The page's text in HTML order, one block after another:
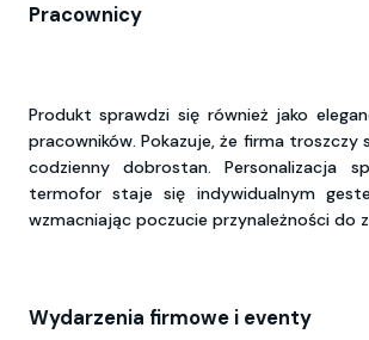
Pracownicy
Produkt sprawdzi się również jako
pracowników. Pokazuje, że firma troszczy
codzienny dobrostan. Personalizacja
termofor staje się indywidualnym
wzmacniając poczucie przynależności do
Wydarzenia firmowe i eventy